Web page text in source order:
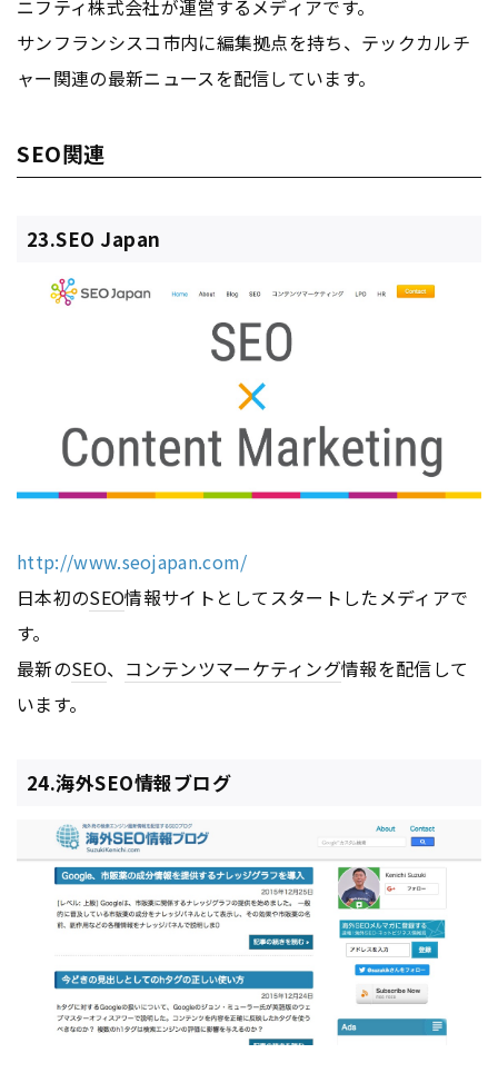
ニフティ株式会社が運営するメディアです。
サンフランシスコ市内に編集拠点を持ち、テックカルチ
ャー関連の最新ニュースを配信しています。
SEO関連
23.SEO Japan
http://www.seojapan.com/
日本初のSEO情報サイトとしてスタートしたメディアで
す。
最新のSEO、 コンテンツマーケティング情報を配信して
います。
24.海外SEO情報ブログ